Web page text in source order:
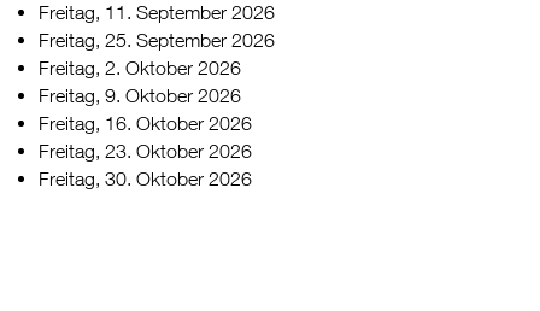
Freitag, 11. September 2026
Freitag, 25. September 2026
Freitag, 2. Oktober 2026
Freitag, 9. Oktober 2026
Freitag, 16. Oktober 2026
Freitag, 23. Oktober 2026
Freitag, 30. Oktober 2026